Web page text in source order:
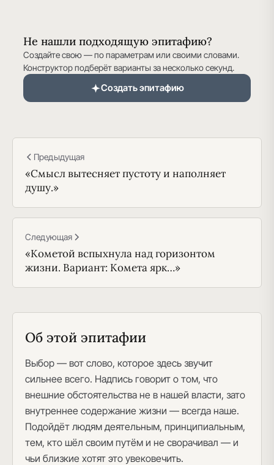
Не нашли подходящую эпитафию?
Создайте свою — по параметрам или своими словами.
Конструктор подберёт варианты за несколько секунд.
Создать эпитафию
Предыдущая
«Смысл вытесняет пустоту и наполняет
душу.»
Следующая
«Кометой вспыхнула над горизонтом
жизни. Вариант: Комета ярк…»
Об этой эпитафии
Выбор — вот слово, которое здесь звучит
сильнее всего. Надпись говорит о том, что
внешние обстоятельства не в нашей власти, зато
внутреннее содержание жизни — всегда наше.
Подойдёт людям деятельным, принципиальным,
тем, кто шёл своим путём и не сворачивал — и
чьи близкие хотят это увековечить.